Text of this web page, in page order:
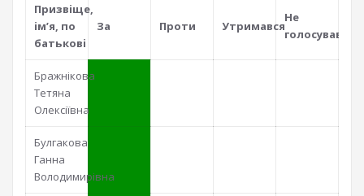
Призвiще,
iм’я, по
батьковi
За Проти Утримався
Не
голосував
Бражнікова
Тетяна
Олексіївна
Булгакова
Ганна
Володимирівна